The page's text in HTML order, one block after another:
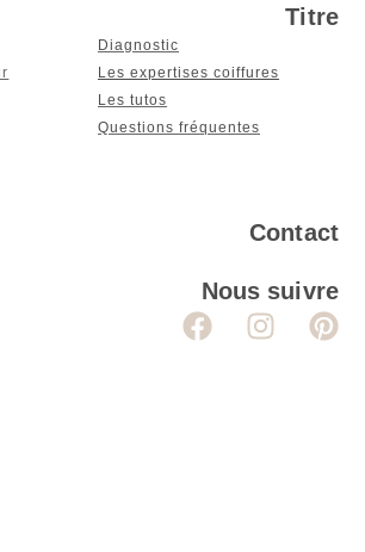
Titre
Diagnostic
Les expertises coiffures
Les tutos
Questions fréquentes
Contact
Nous suivre